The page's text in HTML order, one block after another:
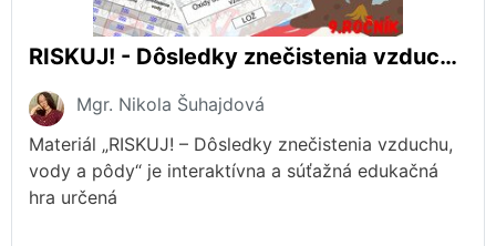
RISKUJ! - Dôsledky znečistenia vzduchu, vody a pôdy
Mgr. Nikola Šuhajdová
Materiál „RISKUJ! – Dôsledky znečistenia vzduchu,
vody a pôdy“ je interaktívna a súťažná edukačná
hra určená